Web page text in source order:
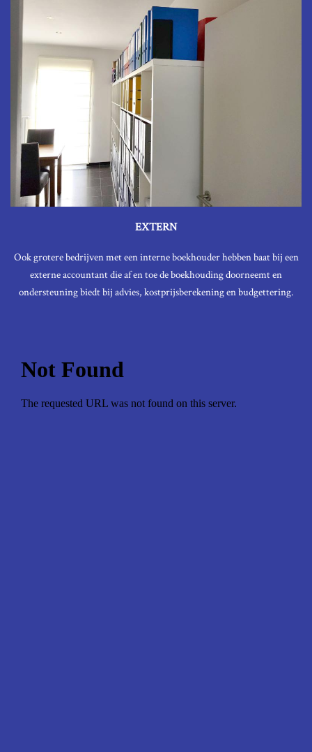
EXTERN
Ook grotere bedrijven met een interne boekhouder hebben baat bij een
externe accountant die af en toe de boekhouding doorneemt en
ondersteuning biedt bij advies, kostprijsberekening en budgettering.